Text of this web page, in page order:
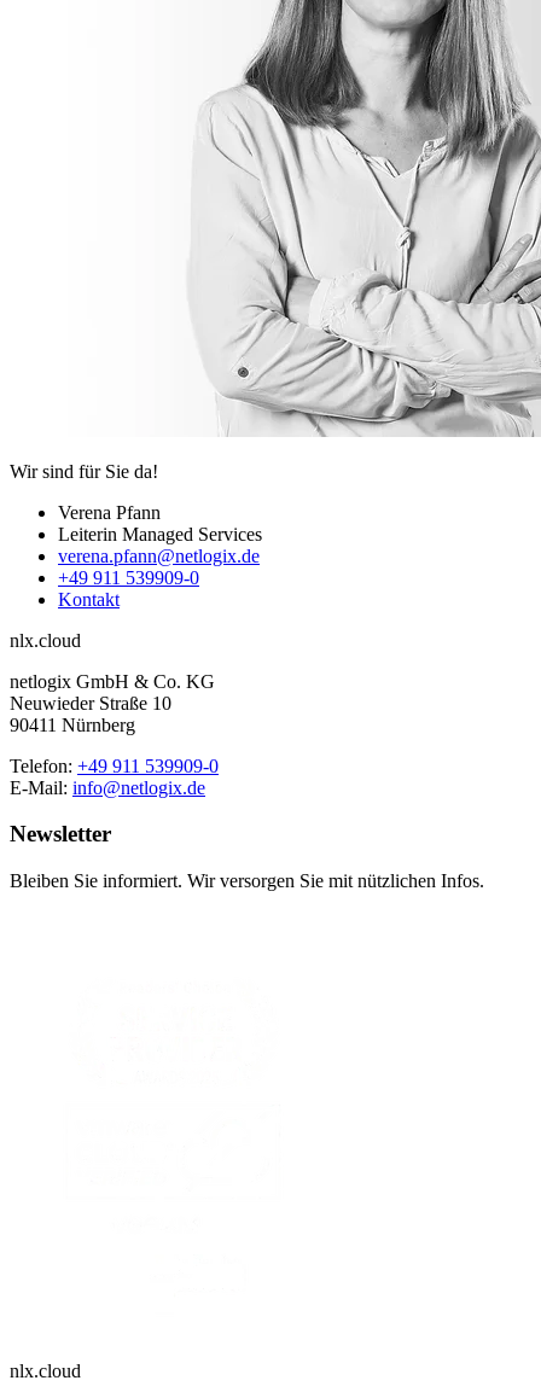
Wir sind für Sie da!
Verena Pfann
Leiterin Managed Services
verena.pfann@netlogix.de
+49 911 539909-0
Kontakt
nlx.cloud
netlogix GmbH & Co. KG
Neuwieder Straße 10
90411 Nürnberg
Telefon: +49 911 539909-0
E-Mail: info@netlogix.de
Newsletter
Bleiben Sie informiert. Wir versorgen Sie mit nützlichen Infos.
nlx.cloud